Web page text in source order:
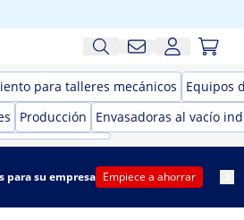
para talleres mecánicos
Equipos
Producción Envasadoras al vacío
para su empresa Empiece a ahorrar